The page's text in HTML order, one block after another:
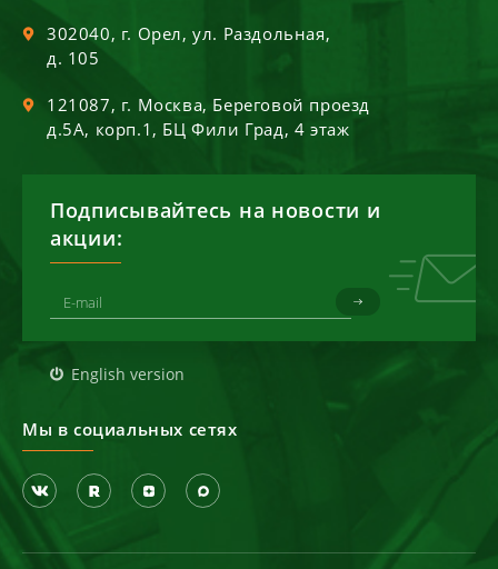
302040, г. Орел,ул. Раздольная,
д. 105
121087, г. Москва, Береговой проезд
д.5А, корп.1, БЦ Фили Град, 4 этаж
Подписывайтесь на новости и
акции:
English version
Мы в социальных сетях